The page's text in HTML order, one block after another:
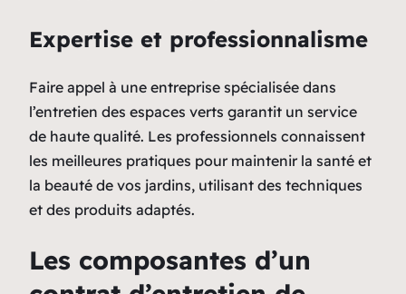
Expertise et professionnalisme
Faire appel à une entreprise spécialisée dans
l’entretien des espaces verts garantit un service
de haute qualité. Les professionnels connaissent
les meilleures pratiques pour maintenir la santé et
la beauté de vos jardins, utilisant des techniques
et des produits adaptés.
Les composantes d’un